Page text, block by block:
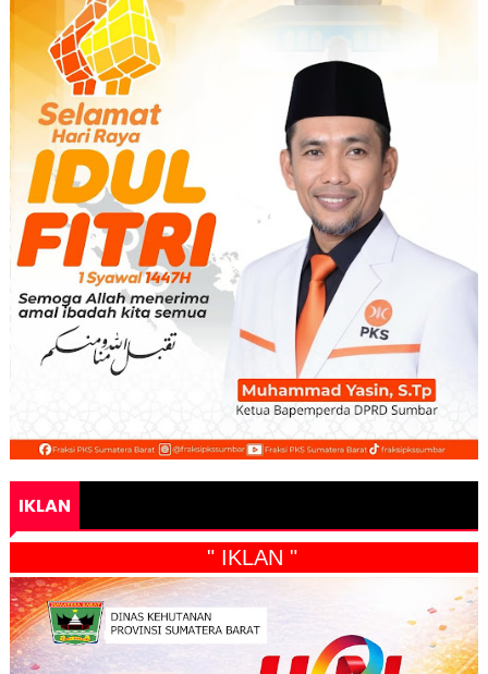
IKLAN
" IKLAN "